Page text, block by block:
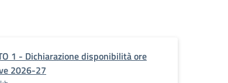
1 - Dichiarazione disponibilità ore
2026-27